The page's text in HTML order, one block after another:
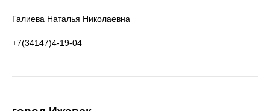
Галиева Наталья Николаевна
+7(34147)4-19-04